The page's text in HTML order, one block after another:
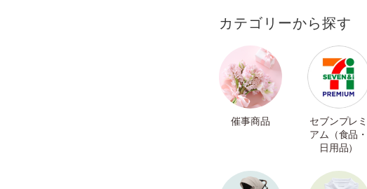
カテゴリーから探す
催事商品
セブンプレミ
アム（食品・
日用品）